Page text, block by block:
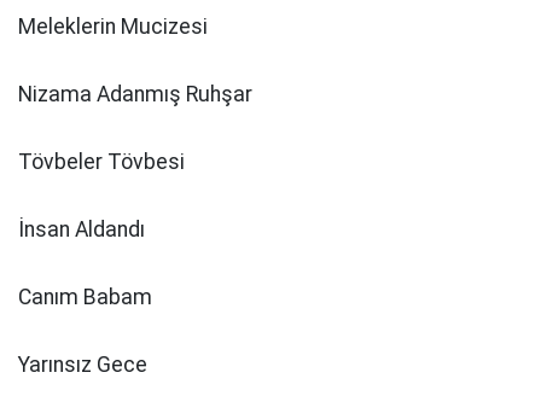
Meleklerin Mucizesi
Nizama Adanmış Ruhşar
Tövbeler Tövbesi
İnsan Aldandı
Canım Babam
Yarınsız Gece